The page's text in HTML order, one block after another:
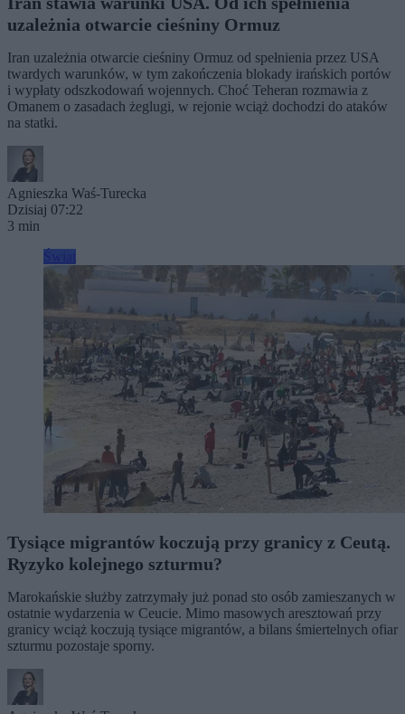
uzależnia otwarcie cieśniny Ormuz
Iran uzależnia otwarcie cieśniny Ormuz od spełnienia przez USA
twardych warunków, w tym zakończenia blokady irańskich portów
i wypłaty odszkodowań wojennych. Choć Teheran rozmawia z
Omanem o zasadach żeglugi, w rejonie wciąż dochodzi do ataków
na statki.
Agnieszka Waś-Turecka
Dzisiaj 07:22
3 min
Tysiące migrantów koczują przy granicy z Ceutą.
Ryzyko kolejnego szturmu?
Marokańskie służby zatrzymały już ponad sto osób zamieszanych w
ostatnie wydarzenia w Ceucie. Mimo masowych aresztowań przy
granicy wciąż koczują tysiące migrantów, a bilans śmiertelnych ofiar
szturmu pozostaje sporny.